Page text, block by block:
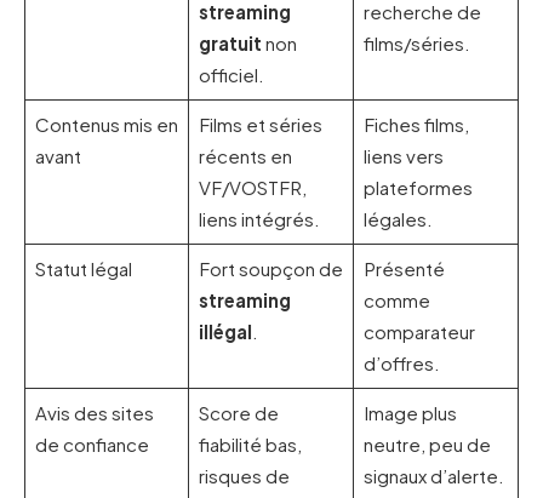
streaming
gratuit non
officiel.
recherche de
films/séries.
Contenus mis en
avant
Films et séries
récents en
VF/VOSTFR,
liens intégrés.
Fiches films,
liens vers
plateformes
légales.
Statut légal
Fort soupçon de
streaming
illégal
Présenté
comme
comparateur
d’offres.
Avis des sites
de confiance
Score de
fiabilité bas,
risques de
Image plus
neutre, peu de
signaux d’alerte.